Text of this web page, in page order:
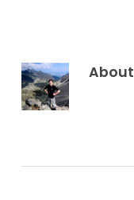
About